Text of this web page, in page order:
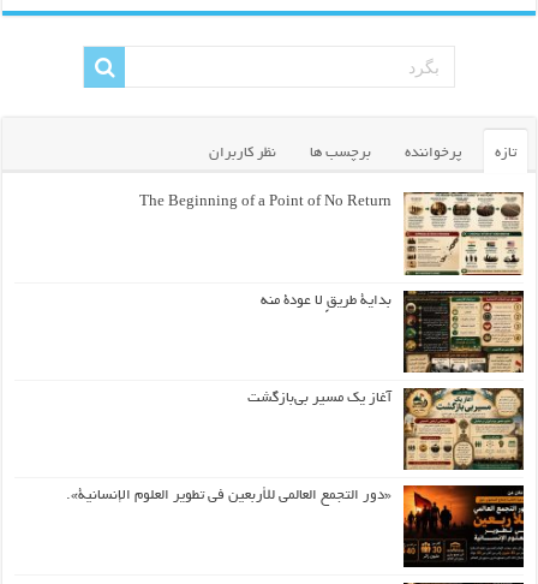
تازه پرخواننده برچسب ها نظر کاربران
The Beginning of a Point of No Return
بداية طريقٍ لا عودة منه
آغاز یک مسیر بی‌بازگشت
«دور التجمع العالمي للأربعين في تطوير العلوم الإنسانية».